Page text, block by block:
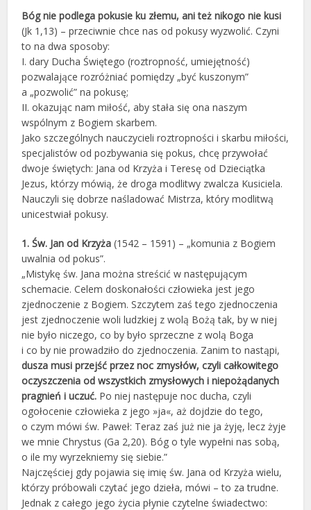
Bóg nie podlega pokusie ku złemu, ani też nikogo nie kusi
(Jk 1,13) – przeciwnie chce nas od pokusy wyzwolić. Czyni
to na dwa sposoby:
I. dary Ducha Świętego (roztropność, umiejętność)
pozwalające rozróżniać pomiędzy „być kuszonym”
a „pozwolić” na pokusę;
II. okazując nam miłość, aby stała się ona naszym
wspólnym z Bogiem skarbem.
Jako szczególnych nauczycieli roztropności i skarbu miłości,
specjalistów od pozbywania się pokus, chcę przywołać
dwoje świętych: Jana od Krzyża i Teresę od Dzieciątka
Jezus, którzy mówią, że droga modlitwy zwalcza Kusiciela.
Nauczyli się dobrze naśladować Mistrza, który modlitwą
unicestwiał pokusy.
1. Św. Jan od Krzyża (1542 – 1591) – „komunia z Bogiem
uwalnia od pokus”.
„Mistykę św. Jana można streścić w następującym
schemacie. Celem doskonałości człowieka jest jego
zjednoczenie z Bogiem. Szczytem zaś tego zjednoczenia
jest zjednoczenie woli ludzkiej z wolą Bożą tak, by w niej
nie było niczego, co by było sprzeczne z wolą Boga
i co by nie prowadziło do zjednoczenia. Zanim to nastąpi,
dusza musi przejść przez noc zmysłów, czyli całkowitego
oczyszczenia od wszystkich zmysłowych i niepożądanych
pragnień i uczuć. Po niej następuje noc ducha, czyli
ogołocenie człowieka z jego »ja«, aż dojdzie do tego,
o czym mówi św. Paweł: Teraz zaś już nie ja żyję, lecz żyje
we mnie Chrystus (Ga 2,20). Bóg o tyle wypełni nas sobą,
o ile my wyrzekniemy się siebie.”
Najczęściej gdy pojawia się imię św. Jana od Krzyża wielu,
którzy próbowali czytać jego dzieła, mówi – to za trudne.
Jednak z całego jego życia płynie czytelne świadectwo: